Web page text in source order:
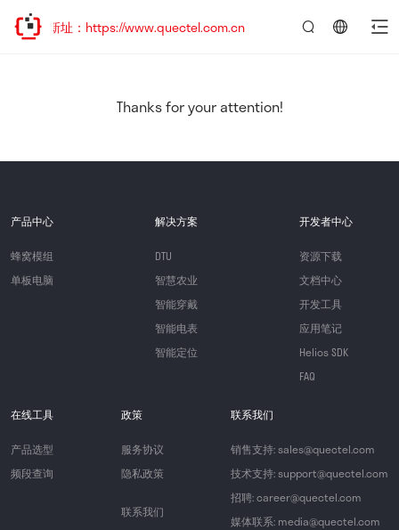
迎访问新址：https://www.quectel.com.cn
Thanks for your attention!
产品中心
蜂窝模组
单板电脑
解决方案
DTU
智慧农业
智能穿戴
智能电表
智能定位
开发者中心
资源下载
文档中心
开发工具
应用笔记
Helios SDK
FAQ
在线工具
产品选型
频段查询
政策
服务协议
隐私政策
联系我们
联系我们
销售支持: sales@quectel.com
技术支持: support@quectel.com
招聘: career@quectel.com
媒体联系: media@quectel.com